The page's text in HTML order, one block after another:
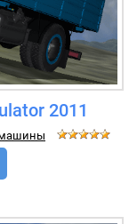
2011
машины